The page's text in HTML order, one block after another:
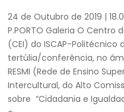
24 de Outubro de 2019 |
P.PORTO Galeria O Centro
(CEI) do ISCAP-Politécnico
tertúlia/conferência, no
RESMI (Rede de Ensino
Intercultural, do Alto
sobre “Cidadania e